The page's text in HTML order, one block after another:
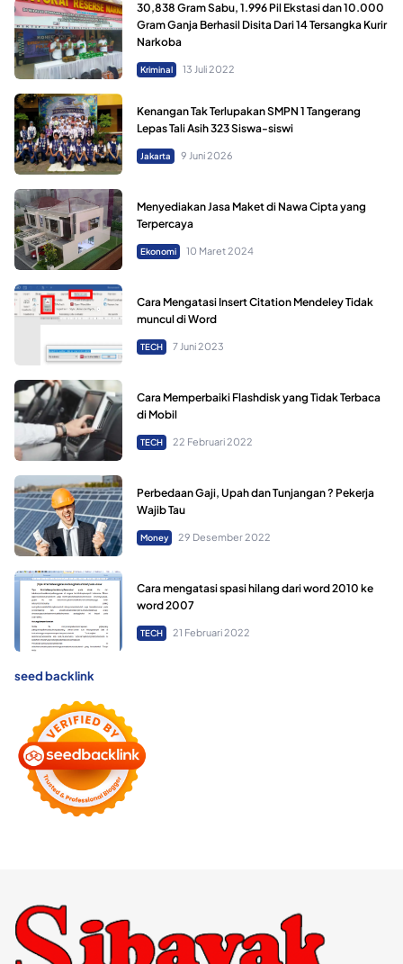
30,838 Gram Sabu, 1.996 Pil Ekstasi dan 10.000
Gram Ganja Berhasil Disita Dari 14 Tersangka Kurir
Narkoba
Kriminal 13 Juli 2022
Kenangan Tak Terlupakan SMPN 1 Tangerang
Lepas Tali Asih 323 Siswa-siswi
Jakarta 9 Juni 2026
Menyediakan Jasa Maket di Nawa Cipta yang
Terpercaya
Ekonomi 10 Maret 2024
Cara Mengatasi Insert Citation Mendeley Tidak
muncul di Word
TECH 7 Juni 2023
Cara Memperbaiki Flashdisk yang Tidak Terbaca
di Mobil
TECH 22 Februari 2022
Perbedaan Gaji, Upah dan Tunjangan ? Pekerja
Wajib Tau
Money 29 Desember 2022
Cara mengatasi spasi hilang dari word 2010 ke
word 2007
TECH 21 Februari 2022
seed backlink